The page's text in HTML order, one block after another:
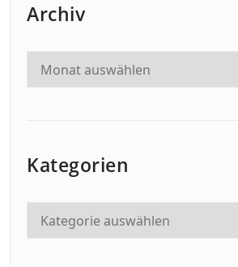
Archiv
Kategorien